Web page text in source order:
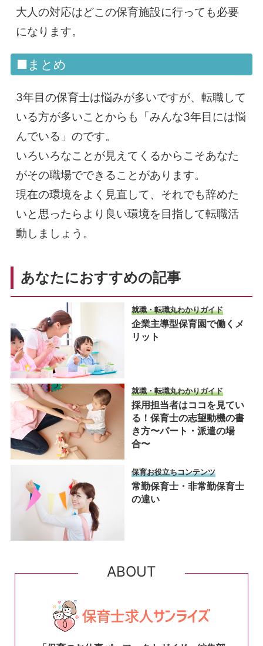
大人の対応はどこの保育施設に行っても必要
になります。
■まとめ
3年目の保育士は悩みが多いですが、転職して
いる方が多いことからも「みんな3年目には悩
んでいる」のです。
いろいろなことが見えてくるからこそあなた
がその職場でできることがあります。
現在の環境をよく見直して、それでも辞めた
いと思ったらより良い環境を目指して転職活
動しましょう。
あなたにおすすめの記事
就職・転職丸わかりガイド
企業主導型保育園で働くメ
リット
就職・転職丸わかりガイド
採用担当者はココを見てい
る！保育士の志望動機の書
き方〜パート・派遣の場
合〜
保育お役立ちコンテンツ
常勤保育士・非常勤保育士
の違い
ABOUT